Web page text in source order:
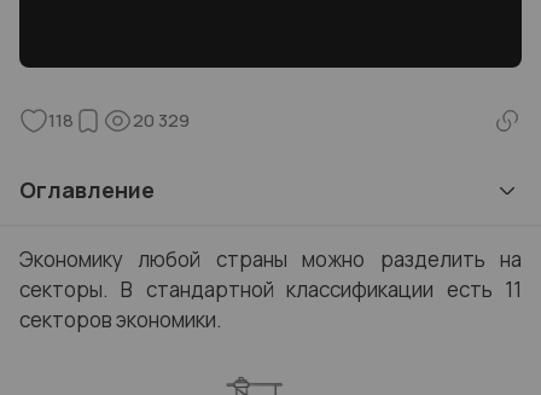
118 20 329
Оглавление
Экономику любой страны можно разделить на
секторы. В стандартной классификации есть 11
секторов экономики.